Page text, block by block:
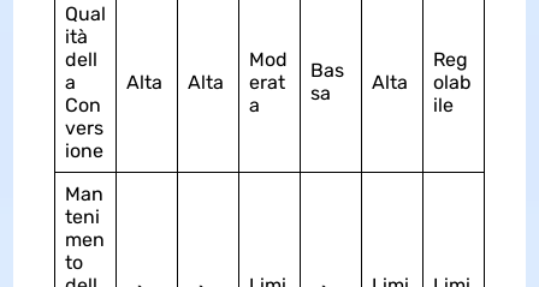
Qual
ità
dell
a
Con
vers
ione
Alta Alta
Mod
erat
a
Bas
sa
Alta
Reg
olab
ile
Man
teni
men
to